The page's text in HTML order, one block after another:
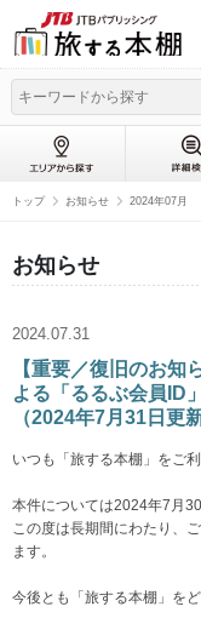
トップ お知らせ 2024年07月
お知らせ
2024.07.31
【重要／復旧のお
よる「るるぶ会員ID
（2024年7月31日更新
いつも「旅する本棚」をご
本件については2024年7月
この度は長期間にわたり、
ます。
今後とも「旅する本棚」を